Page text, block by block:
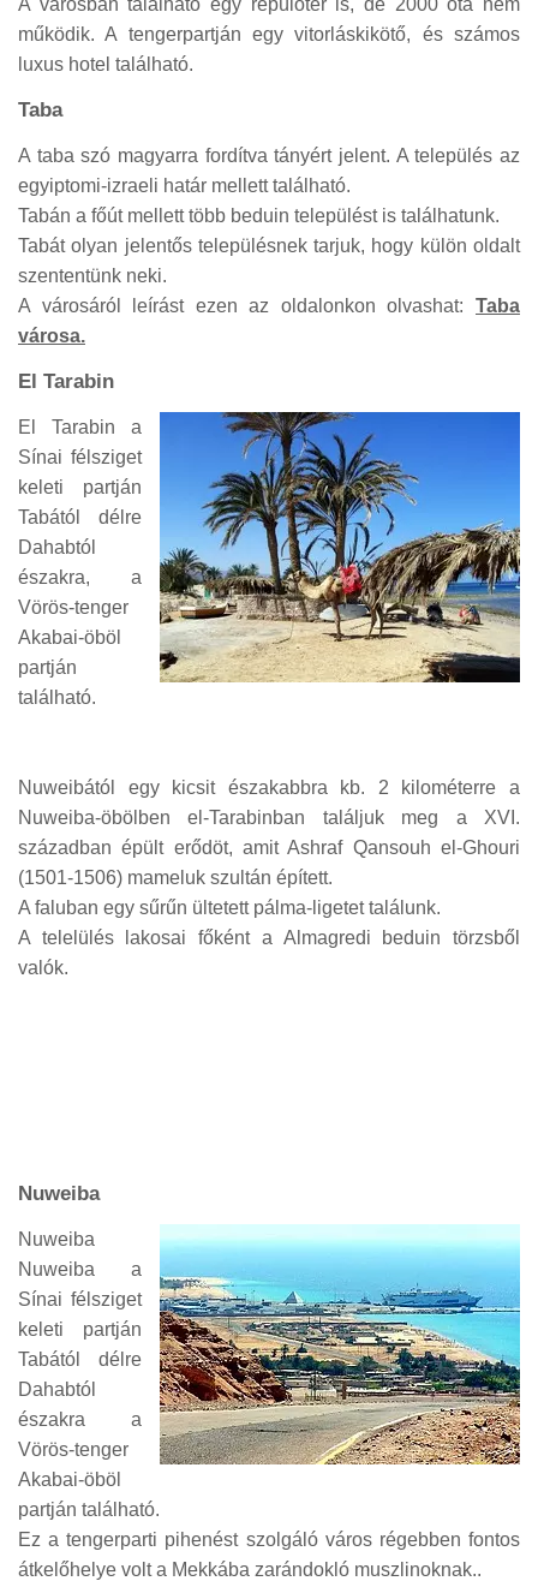
A városban található egy repülőtér is, de 2000 óta nem
működik. A tengerpartján egy vitorláskikötő, és számos
luxus hotel található.
Taba
A taba szó magyarra fordítva tányért jelent. A település az
egyiptomi-izraeli határ mellett található.
Tabán a főút mellett több beduin települést is találhatunk.
Tabát olyan jelentős településnek tarjuk, hogy külön oldalt
szententünk neki.
A városáról leírást ezen az oldalonkon olvashat: Taba
városa.
El Tarabin
El Tarabin a
Sínai félsziget
keleti partján
Tabától délre
Dahabtól
északra, a
Vörös-tenger
Akabai-öböl
partján
található.
Nuweibától egy kicsit északabbra kb. 2 kilométerre a
Nuweiba-öbölben el-Tarabinban találjuk meg a XVI.
században épült erődöt, amit Ashraf Qansouh el-Ghouri
(1501-1506) mameluk szultán épített.
A faluban egy sűrűn ültetett pálma-ligetet találunk.
A telelülés lakosai főként a Almagredi beduin törzsből
valók.
Nuweiba
Nuweiba
Nuweiba a
Sínai félsziget
keleti partján
Tabától délre
Dahabtól
északra a
Vörös-tenger
Akabai-öböl
partján található.
Ez a tengerparti pihenést szolgáló város régebben fontos
átkelőhelye volt a Mekkába zarándokló muszlinoknak..